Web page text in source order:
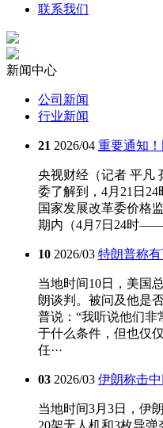
联系我们
新闻中心
公司新闻
行业新闻
21 2026/04 重要通知
央视财经（记者 平凡
委了解到，4月21日
国家发展改革委价格
期内（4月7日24时
10 2026/03 特朗普称
当地时间10日，美国
朗谈判。被问及他是
普说：“我听说他们非
于什么条件，但也仅
任···
03 2026/03 伊朗称击
当地时间3月3日，伊
20架无人机和3枚导